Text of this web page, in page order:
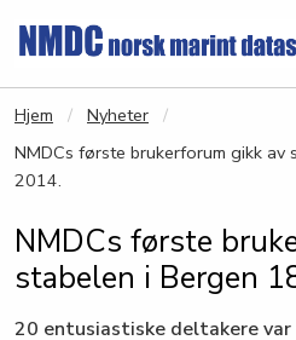
Hjem
Nyheter
NMDCs første brukerforum gikk av
2014.
NMDCs første
stabelen i Bergen
20 entusiastiske deltakere